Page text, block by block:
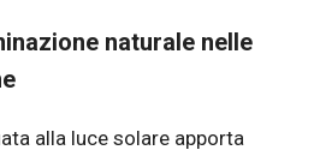
naturale nelle
alla luce solare apporta